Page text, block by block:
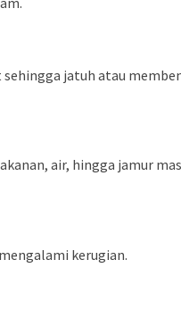
jatuh atau
air, hingga jamur
kerugian.